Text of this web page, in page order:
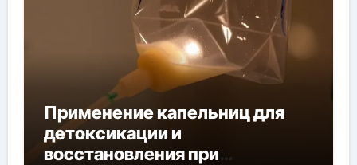
Применение капельниц для
детоксикации и
восстановления при